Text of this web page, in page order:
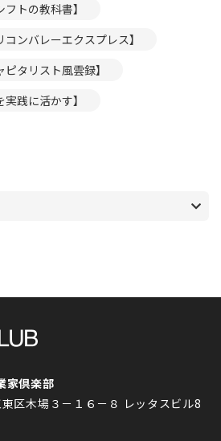
トの教科書】
ンバレーエクスプレス】
タリスト風雲録】
践に活かす】
家倶楽部
区木場３－１６－８ レッタスビル8